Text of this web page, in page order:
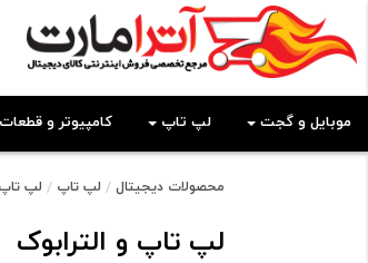
موبایل و گجت لپ تاپ کامپیوتر و قطعات
محصولات دیجیتال لپ تاپ لپ تاپ
لپ تاپ و الترابوک